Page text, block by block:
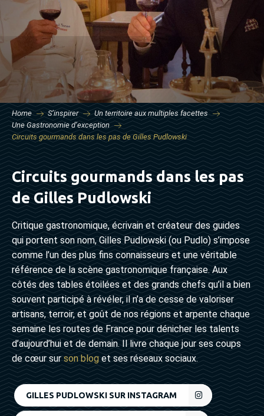
Home S’inspirer
Un territoire aux multiples facettes
Une Gastronomie d’exception
Circuits gourmands dans les pas de Gilles Pudlowski
Circuits gourmands dans les pas
de Gilles Pudlowski
Critique gastronomique, écrivain et créateur des guides
qui portent son nom, Gilles Pudlowski (ou Pudlo) s’impose
comme l’un des plus fins connaisseurs et une véritable
référence de la scène gastronomique française. Aux
côtés des tables étoilées et des grands chefs qu’il a bien
souvent participé à révéler, il n’a de cesse de valoriser
artisans, terroir, et goût de nos régions et arpente chaque
semaine les routes de France pour dénicher les talents
d’aujourd’hui et de demain. Il livre chaque jour ses coups
de cœur surson bloget ses réseaux sociaux.
GILLES PUDLOWSKI SUR INSTAGRAM